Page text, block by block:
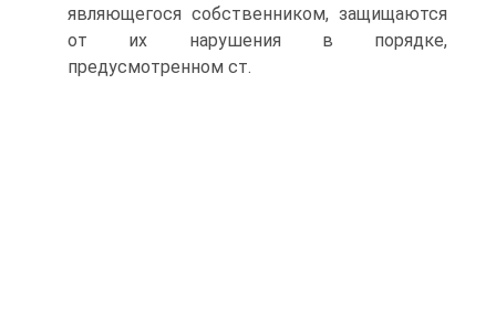
являющегося собственником, защищаются
от их нарушения в порядке,
предусмотренном ст.